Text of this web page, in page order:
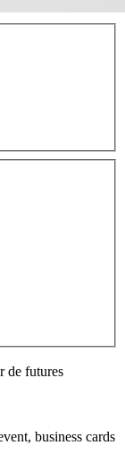
de futures
business cards